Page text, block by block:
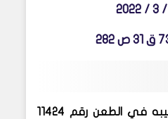
1. بيانات حكم الإدانة وتسبيبه في الطعن رقم 11424